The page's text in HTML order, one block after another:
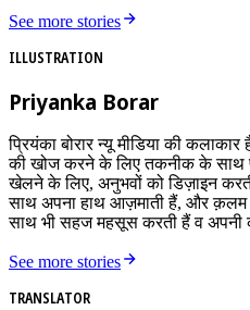
See more stories
ILLUSTRATION
Priyanka Borar
प्रियंका बोरार न्यू मीडिया की
की खोज करने के लिए तकनीक के साथ
खेलने के लिए, अनुभवों को डिज़ाइन
साथ अपना हाथ आज़माती हैं, और क़लम
साथ भी सहज महसूस करती हैं व अपनी
See more stories
TRANSLATOR